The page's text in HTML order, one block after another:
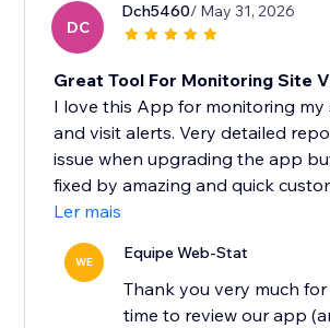
DC
Dch5460/ May 31, 2026
Great Tool For Monitoring Site
I love this App for monitoring my
and visit alerts. Very detailed
issue when upgrading the app
fixed by amazing and quick
Ler mais
WE Equipe Web-Stat
Thank you very much
time to review our app